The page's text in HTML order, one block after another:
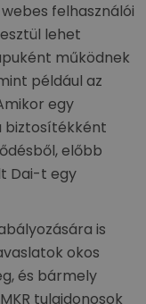
felhasználói
lehet
működnek
például az
egy
biztosítékként
előbb
Dai-t egy
is
okos
és bármely
tulajdonosok